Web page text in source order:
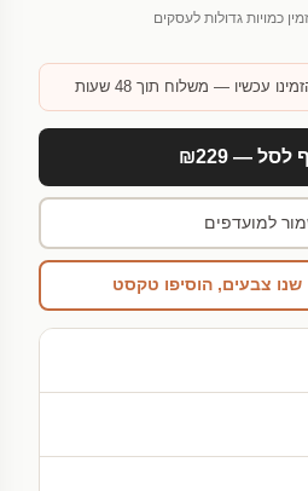
כמויות גדולות לעסקים
עכשיו — משלוח תוך 48 שעות
לסל — ₪229
למועדפים
שנו צבעים, הוסיפו טקסט